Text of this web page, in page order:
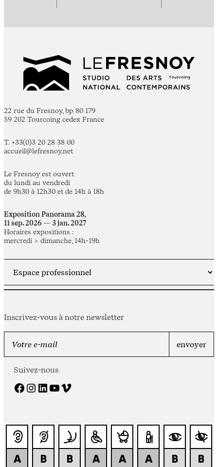
22 rue du Fresnoy, bp 80 179
59 202 Tourcoing cedex France
T. +33(0)3 20 28 38 00
accueil@lefresnoy.net
Le Fresnoy est ouvert
du lundi au vendredi
de 9h30 à 12h30 et de 14h à 18h
Exposition Panorama 28,
11 sep. 2026 — 3 jan. 2027
Horaires expositions :
mercredi > dimanche, 14h-19h
Inscrivez-vous à notre newsletter
Suivez-nous
Facebook Instagram LinkedIn YouTube Vimeo